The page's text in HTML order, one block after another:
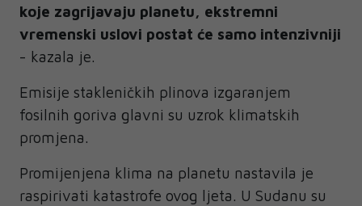
koje zagrijavaju planetu, ekstremni
vremenski uslovi postat će samo intenzivniji
- kazala je.
Emisije stakleničkih plinova izgaranjem
fosilnih goriva glavni su uzrok klimatskih
promjena.
Promijenjena klima na planetu nastavila je
raspirivati ​​katastrofe ovog ljeta. U Sudanu su